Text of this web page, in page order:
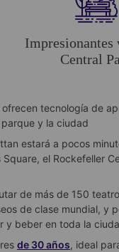
Impresionantes
Central
tecnología de
y la ciudad
estará a pocos
el Rockefeller
de más de 150
de clase mundial, y
y beber en toda la
de 30 años, ideal